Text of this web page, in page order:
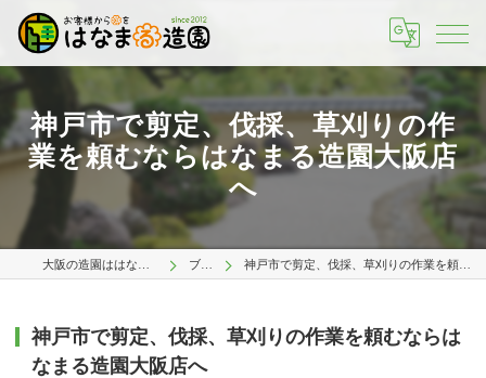
神戸市で剪定、伐採、草刈りの作
業を頼むならはなまる造園大阪店
へ
ブログ 神戸市で剪定、伐採、草刈りの作業を頼むならはなまる造園大阪店へ
神戸市で剪定、伐採、草刈りの作業を頼むならは
なまる造園大阪店へ